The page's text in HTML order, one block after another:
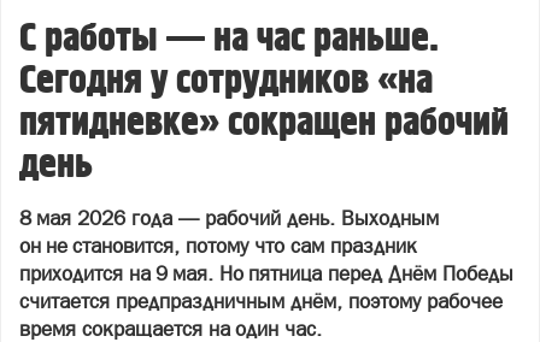
С работы — на час раньше.
Сегодня у сотрудников «на
пятидневке» сокращен рабочий
день
8 мая 2026 года — рабочий день. Выходным
он не становится, потому что сам праздник
приходится на 9 мая. Но пятница перед Днём Победы
считается предпраздничным днём, поэтому рабочее
время сокращается на один час.